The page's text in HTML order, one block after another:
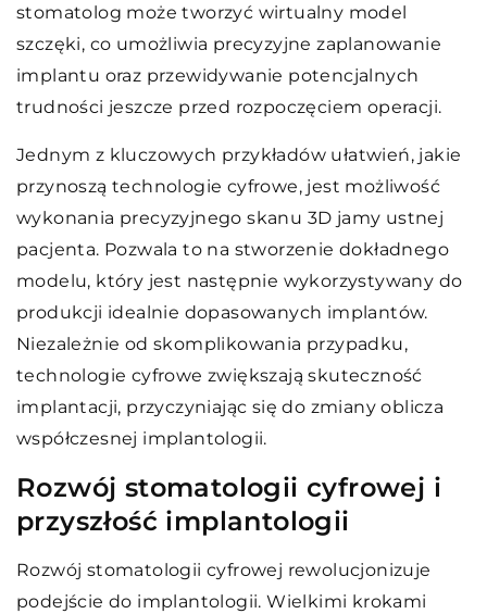
stomatolog może tworzyć wirtualny model
szczęki, co umożliwia precyzyjne zaplanowanie
implantu oraz przewidywanie potencjalnych
trudności jeszcze przed rozpoczęciem operacji.
Jednym z kluczowych przykładów ułatwień, jakie
przynoszą technologie cyfrowe, jest możliwość
wykonania precyzyjnego skanu 3D jamy ustnej
pacjenta. Pozwala to na stworzenie dokładnego
modelu, który jest następnie wykorzystywany do
produkcji idealnie dopasowanych implantów.
Niezależnie od skomplikowania przypadku,
technologie cyfrowe zwiększają skuteczność
implantacji, przyczyniając się do zmiany oblicza
współczesnej implantologii.
Rozwój stomatologii cyfrowej i
przyszłość implantologii
Rozwój stomatologii cyfrowej rewolucjonizuje
podejście do implantologii. Wielkimi krokami